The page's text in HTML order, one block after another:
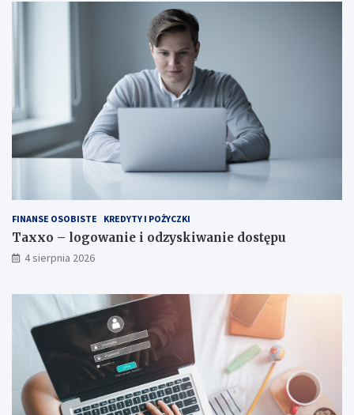
FINANSE OSOBISTE KREDYTY I POŻYCZKI
Taxxo – logowanie i odzyskiwanie dostępu
4 sierpnia 2026